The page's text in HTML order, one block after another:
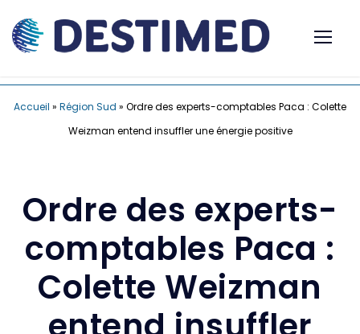
Accueil » Région Sud » Ordre des experts-comptables Paca : Colette
Weizman entend insuffler une énergie positive
Ordre des experts-
comptables Paca :
Colette Weizman